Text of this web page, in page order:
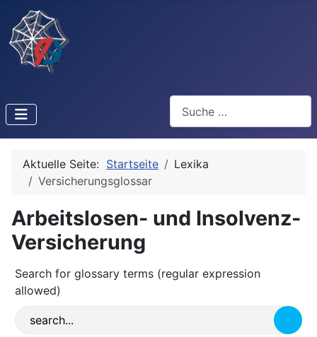
Aktuelle Seite: Startseite
Lexika
Versicherungsglossar
Arbeitslosen- und Insolvenz-
Versicherung
Search for glossary terms (regular expression
allowed)